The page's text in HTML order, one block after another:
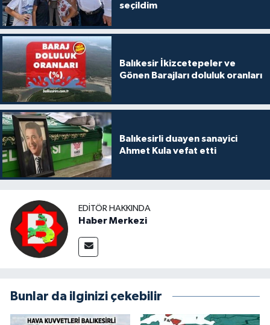
seçildim
Balıkesir İkizcetepeler ve
Gönen Barajları doluluk oranları
Balıkesirli duayen sanayici
Ahmet Kula vefat etti
EDITÖR HAKKINDA
Haber Merkezi
Bunlar da ilginizi çekebilir